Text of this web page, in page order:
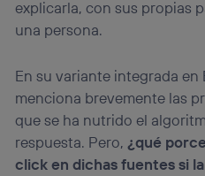
explicarla, con sus propias
una persona.
En su variante integrada en
menciona brevemente las
que se ha nutrido el
respuesta. Pero, ¿qué
click en dichas fuentes si